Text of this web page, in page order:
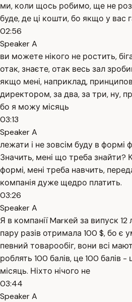
ми, коли щось робимо, ще не
буде, де ці кошти, бо якщо у вас
02:56
Speaker A
ви можете нікого не ростить,
отак, знаєте, отак весь зал
якщо мені, наприклад,
директором, за два, за три, ну,
бо я можу місяць
03:13
Speaker A
лежати і не зовсім буду в формі
Значить, мені що треба знайти?
формі, мені треба навчить,
компанія дуже щедро платить.
03:26
Speaker A
Я в компанії Marкей за випуск 12
пару разів отримала 100 $, бо є
певний товарообіг, вони всі
роблять 100 балів, це 100
місяць. Ніхто нічого не
03:44
Speaker A